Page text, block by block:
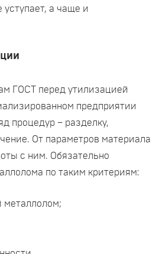
уступает, а чаще и
ГОСТ перед утилизацией
предприятии
процедур – разделку,
От параметров материала
с ним. Обязательно
по таким критериям:
металлолом;